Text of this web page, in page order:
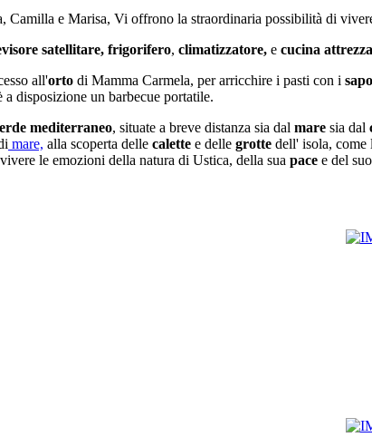
Camilla e Marisa, Vi offrono la straordinaria possibilità di
satellitare, frigorifero, climatizzatore, e cucina
all'orto di Mamma Carmela, per arricchire i pasti con i
disposizione un barbecue portatile.
mediterraneo, situate a breve distanza sia dal mare sia dal
mare, alla scoperta delle calette e delle grotte dell' isola, come
le emozioni della natura di Ustica, della sua pace e del suo